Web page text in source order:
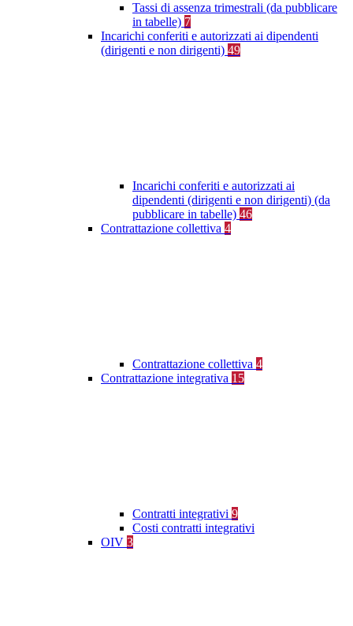
Tassi di assenza trimestrali (da pubblicare
in tabelle) 7
Incarichi conferiti e autorizzati ai dipendenti
(dirigenti e non dirigenti) 49
Incarichi conferiti e autorizzati ai
dipendenti (dirigenti e non dirigenti) (da
pubblicare in tabelle) 46
Contrattazione collettiva 4
Contrattazione collettiva 4
Contrattazione integrativa 15
Contratti integrativi 9
Costi contratti integrativi
OIV 3